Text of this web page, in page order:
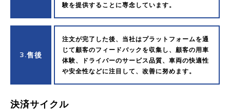
験を提供することに専念しています。
3.售後
注文が完了した後、当社はプラットフォームを通
じて顧客のフィードバックを収集し、顧客の用車
体験、ドライバーのサービス品質、車両の快適性
や安全性などに注目して、改善に努めます。
決済サイクル